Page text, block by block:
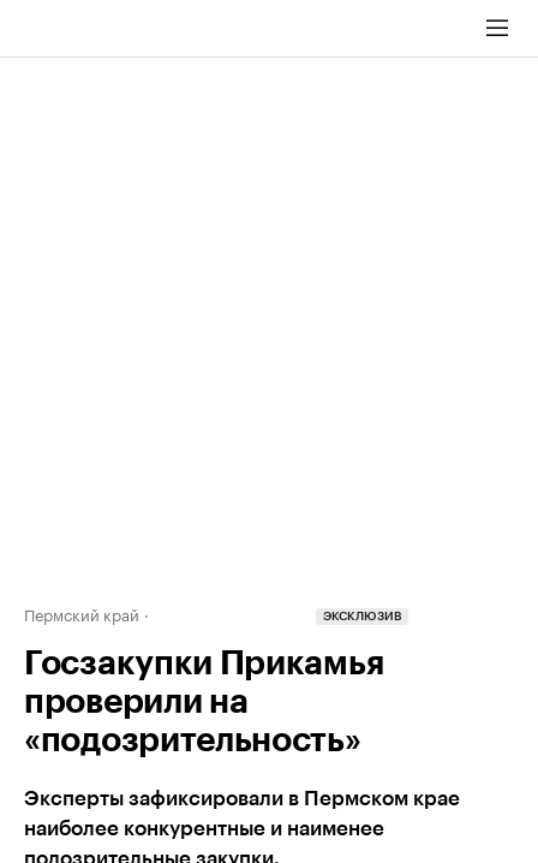
Пермский край ЭКСКЛЮЗИВ
Госзакупки Прикамья
проверили на
«подозрительность»
Эксперты зафиксировали в Пермском крае
наиболее конкурентные и наименее
подозрительные закупки.